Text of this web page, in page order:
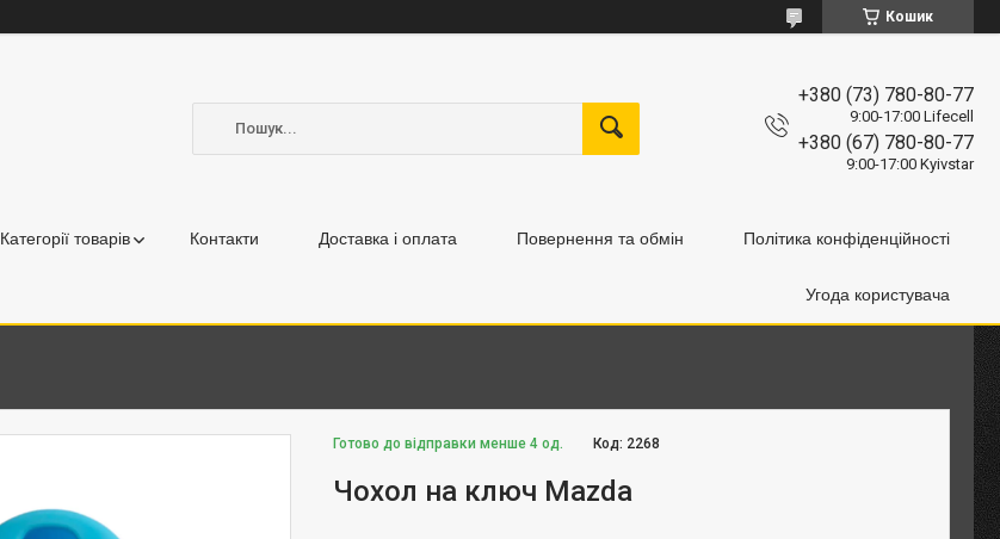
Кошик
+380 (73) 780-80-77
9:00-17:00 Lifecell
+380 (67) 780-80-77
9:00-17:00 Kyivstar
Категорії товарів Контакти Доставка і оплата Повернення та обмін Політика конфіденційності
Угода користувача
Готово до відправки менше 4 од. Код: 2268
Чохол на ключ Mazda